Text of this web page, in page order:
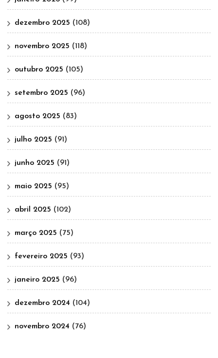
dezembro 2025 (108)
novembro 2025 (118)
outubro 2025 (105)
setembro 2025 (96)
agosto 2025 (83)
julho 2025 (91)
junho 2025 (91)
maio 2025 (95)
abril 2025 (102)
março 2025 (75)
fevereiro 2025 (93)
janeiro 2025 (96)
dezembro 2024 (104)
novembro 2024 (76)